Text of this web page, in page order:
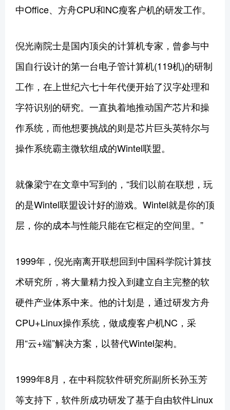
中Office、方舟CPU和NC瘦客户机的研发工作。
倪光南院士是国内顶尖的计算机专家，曾参与中
国自行设计的第一台电子管计算机(119机)的研制
工作，在上世纪六七十年代便开始了汉字处理和
字符识别的研究。一直执着地推动国产芯片和操
作系统，而他想要挑战的则是芯片巨头英特尔与
操作系统霸主微软组成的Wintel联盟。
就像梁宁在文章中写到的，“我们以前在联想，玩
的是Wintel联盟设计好的游戏。Wintel就是你的顶
层，你的成本与性能只能在它框定的空间里。”
1999年，倪光南离开联想回到中国科学院计算技
术研究所，将大量精力投入到建立自主完整的软
硬件产业体系中来。他的计划是，通过研发方舟
CPU+Linux操作系统，做成瘦客户机NC，采
用“云+端”解决方案，以替代Wintel架构。
1999年8月，在中科院软件研究所副所长孙玉芳
等支持下，软件所成功研发了基于自由软件Linux